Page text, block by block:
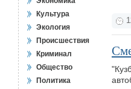
Культура
Экология
Происшествия
Криминал
Общество
Политика